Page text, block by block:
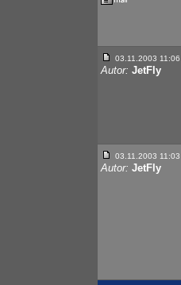
03.11.2003 11:06
Autor: JetFly
03.11.2003 11:03
Autor: JetFly